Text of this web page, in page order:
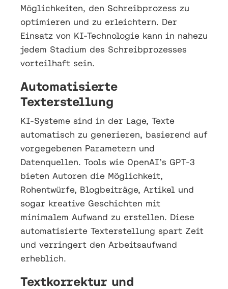
Möglichkeiten, den Schreibprozess zu
optimieren und zu erleichtern. Der
Einsatz von KI-Technologie kann in nahezu
jedem Stadium des Schreibprozesses
vorteilhaft sein.
Automatisierte
Texterstellung
KI-Systeme sind in der Lage, Texte
automatisch zu generieren, basierend auf
vorgegebenen Parametern und
Datenquellen. Tools wie OpenAI’s GPT-3
bieten Autoren die Möglichkeit,
Rohentwürfe, Blogbeiträge, Artikel und
sogar kreative Geschichten mit
minimalem Aufwand zu erstellen. Diese
automatisierte Texterstellung spart Zeit
und verringert den Arbeitsaufwand
erheblich.
Textkorrektur und